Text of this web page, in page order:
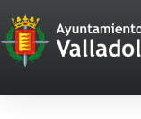
Portal
Web
del